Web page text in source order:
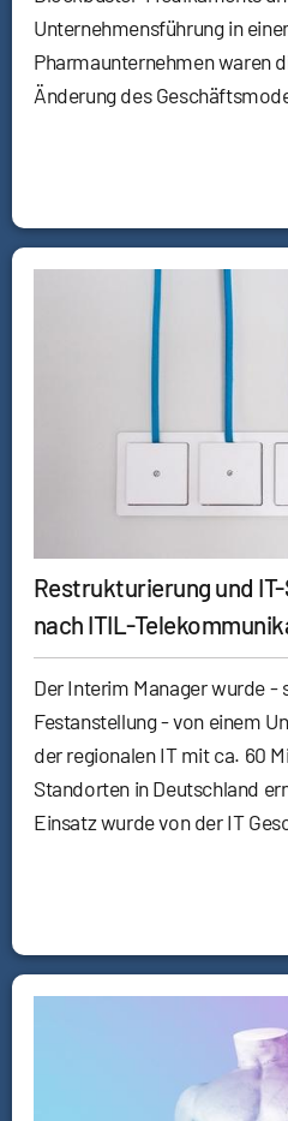
Unternehmensführung in
Pharmaunternehmen waren
Änderung des
Restrukturierung und
nach ITIL-
Der Interim Manager wurde -
Festanstellung - von einem
der regionalen IT mit ca. 60
Standorten in Deutschland
Einsatz wurde von der IT